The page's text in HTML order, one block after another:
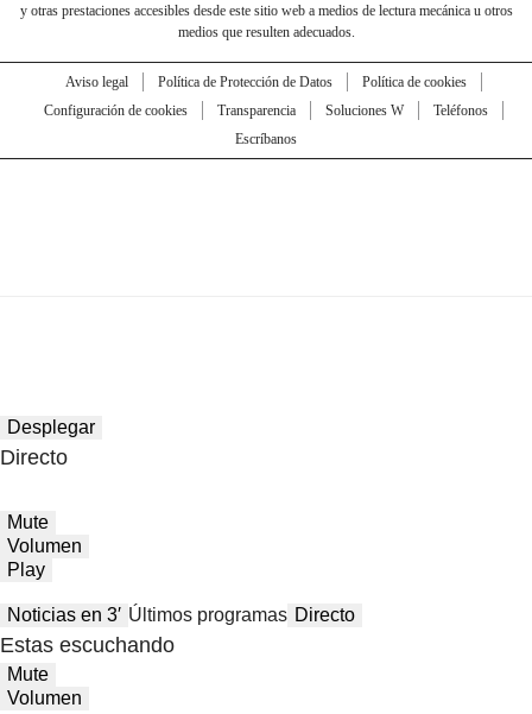
y otras prestaciones accesibles desde este sitio web a medios de lectura mecánica u otros
medios que resulten adecuados.
Aviso legal Política de Protección de Datos
Política de cookies
Configuración de cookies
Transparencia Soluciones W
Teléfonos
Escríbanos
Desplegar
Directo
Mute
Volumen
Play
Noticias en 3′ Últimos programas Directo
Estas escuchando
Mute
Volumen